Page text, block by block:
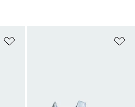
Pridať do zoznamu želaných